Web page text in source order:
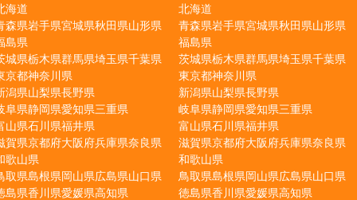
海道
森県岩手県宮城県秋田県山形県
島県
城県栃木県群馬県埼玉県千葉県
京都神奈川県
潟県山梨県長野県
阜県静岡県愛知県三重県
山県石川県福井県
賀県京都府大阪府兵庫県奈良県
歌山県
取県島根県岡山県広島県山口県
島県香川県愛媛県高知県
北海道
青森県岩手県宮城県秋田県山形県
福島県
茨城県栃木県群馬県埼玉県千葉県
東京都神奈川県
新潟県山梨県長野県
岐阜県静岡県愛知県三重県
富山県石川県福井県
滋賀県京都府大阪府兵庫県奈良県
和歌山県
鳥取県島根県岡山県広島県山口県
徳島県香川県愛媛県高知県